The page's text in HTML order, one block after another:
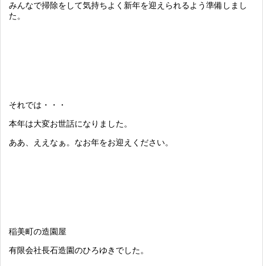
みんなで掃除をして気持ちよく新年を迎えられるよう準備しまし
た。
それでは・・・
本年は大変お世話になりました。
ああ、ええなぁ。なお年をお迎えください。
稲美町の造園屋
有限会社長石造園のひろゆきでした。